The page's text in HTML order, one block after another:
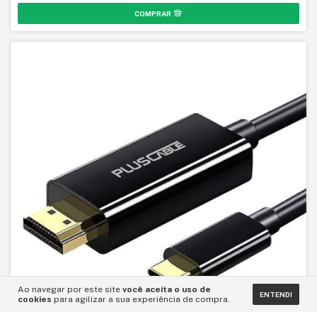
Ao navegar por este site você aceita o uso de
cookies para agilizar a sua experiência de compra. ENTENDI